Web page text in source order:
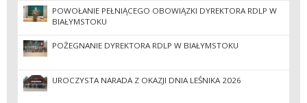
POWOŁANIE PEŁNIĄCEGO OBOWIĄZKI DYREKTORA RDLP W
BIAŁYMSTOKU
POŻEGNANIE DYREKTORA RDLP W BIAŁYMSTOKU
UROCZYSTA NARADA Z OKAZJI DNIA LEŚNIKA 2026